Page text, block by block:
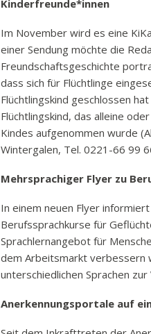
Kinderfreunde*innen
Im November wird es eine
einer Sendung möchte die
Freundschaftsgeschichte
dass sich für Flüchtlinge
Flüchtlingskind geschlossen
Flüchtlingskind, das alleine
Kindes aufgenommen wurde
Wintergalen, Tel. 0221-66 99
Mehrsprachiger Flyer zu
In einem neuen Flyer
Berufssprachkurse für
Sprachlernangebot für
dem Arbeitsmarkt verbessern
unterschiedlichen Sprachen zur
Anerkennungsportale auf